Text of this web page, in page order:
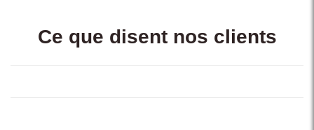
Ce que disent nos clients